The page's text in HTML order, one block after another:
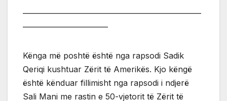
——————————————————————
——————————–
Kënga më poshtë është nga rapsodi Sadik
Qeriqi kushtuar Zërit të Amerikës. Kjo këngë
është kënduar fillimisht nga rapsodi i ndjerë
Sali Mani me rastin e 50-vjetorit të Zërit të